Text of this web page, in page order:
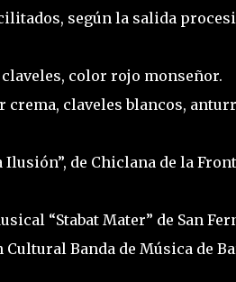
según la salida
color rojo monseñor.
crema, claveles blancos,
Ilusión”, de Chiclana de la
“Stabat Mater” de San
Banda de Música de